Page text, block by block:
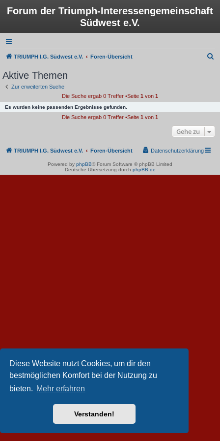
Diese Website nutzt Cookies, um dir den
bestmöglichen Komfort bei der Nutzung zu
bieten. Mehr erfahren
Verstanden!
Forum der Triumph-Interessengemeinschaft
Südwest e.V.
TRIUMPH I.G. Südwest e.V. Foren-Übersicht
e
Aktive Themen
Zur erweiterten Suche
Die Suche ergab 0 Treffer •Seite 1 von 1
Es wurden keine passenden Ergebnisse gefunden.
Die Suche ergab 0 Treffer •Seite 1 von 1
Gehe zu
TRIUMPH I.G. Südwest e.V. Foren-Übersicht Datenschutzerklärung
Powered by phpBB® Forum Software © phpBB Limited
Deutsche Übersetzung durch phpBB.de